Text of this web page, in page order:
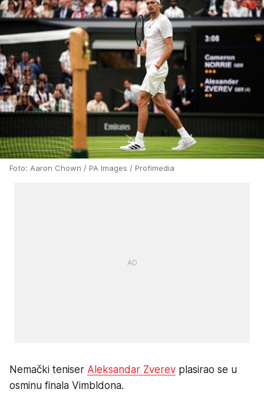
Foto: Aaron Chown / PA Images / Profimedia
Nemački teniser Aleksandar Zverev plasirao se u
osminu finala Vimbldona.